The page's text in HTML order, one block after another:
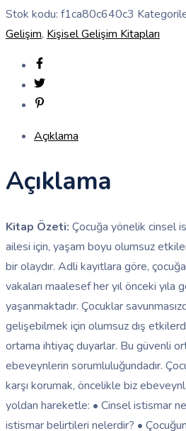
Stok kodu: f1ca80c640c3
Gelişim, Kişisel Gelişim Kitapları
Açıklama
Açıklama
Kitap Özeti: Çocuğa yönelik cinsel
ailesi için, yaşam boyu olumsuz
bir olaydır. Adli kayıtlara göre,
vakaları maalesef her yıl önceki yıla
yaşanmaktadır. Çocuklar
gelişebilmek için olumsuz dış
ortama ihtiyaç duyarlar. Bu güvenli
ebeveynlerin sorumluluğundadır.
karşı korumak, öncelikle biz
yoldan hareketle: • Cinsel istismar
istismar belirtileri nelerdir? •